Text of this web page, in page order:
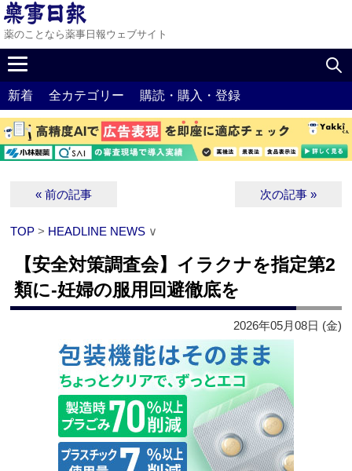
薬のことなら薬事日報ウェブサイト
新着 全カテゴリー 購読・購入・登録
« 前の記事 次の記事 »
TOP > HEADLINE NEWS ∨
【安全対策調査会】イラクナを指定第2
類に‐妊婦の服用回避徹底を
2026年05月08日 (金)